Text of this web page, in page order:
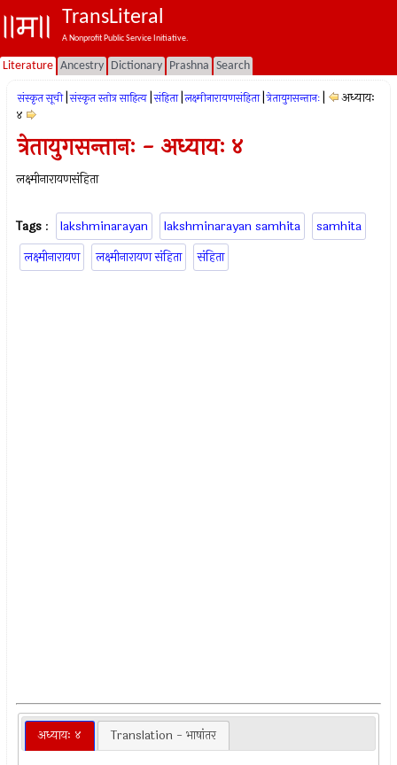
TransLiteral
A Nonprofit Public Service Initiative.
Literature Ancestry Dictionary Prashna Search
संस्कृत सूची संस्कृत स्तोत्र साहित्य संहिता लक्ष्मीनारायणसंहिता त्रेतायुगसन्तानः
अध्यायः
४
त्रेतायुगसन्तानः - अध्यायः ४
लक्ष्मीनारायणसंहिता
Tags : lakshminarayan lakshminarayan samhita
samhita
लक्ष्मीनारायण
लक्ष्मीनारायण संहिता संहिता
अध्यायः ४ Translation - भाषांतर